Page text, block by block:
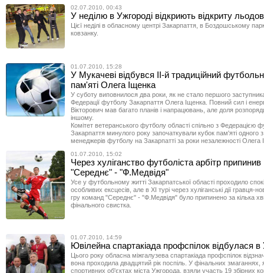
02.07.2010, 00:43
У неділю в Ужгороді відкриють відкриту
Цієї неділі в обласному центрі Закарпаття, в Боздошському
ковзанку.
01.07.2010, 15:28
У Мукачеві відбувся II-й традиційний
пам'яті Олега Іщенка
У суботу виповнилося два роки, як не стало першого
Федерації футболу Закарпаття Олега Іщенка. Повний сил і
Вікторович мав багато планів і напрацювань, але доля
іншому.
Комітет ветеранського футболу області спільно з Федерацією
Закарпаття минулого року започаткували кубок пам'яті одного
менеджерів футболу на Закарпатті за роки незалежності Олега
01.07.2010, 15:02
Через хуліганство футболіста арбітр
"Середнє" - "Ф.Медвідя"
Усе у футбольному житті Закарпатської області проходило
особливих ексцесів, але в ХІ турі через хуліганські дії гравця-
гру команд "Середнє" - "Ф.Медвідя" було припинено за кілька
фінального свистка.
01.07.2010, 14:59
Ювілейна спартакіада профспілок відбулася в
Цього року обласна міжгалузева спартакіада профспілок
вона проходила двадцятий рік поспіль. У фінальних змаганнях,
спортивних об'єктах міста Ужгорода, взяли участь 19 збірних